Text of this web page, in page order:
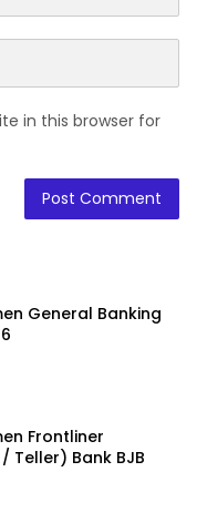
in this browser for
General Banking
Frontliner
Teller) Bank BJB